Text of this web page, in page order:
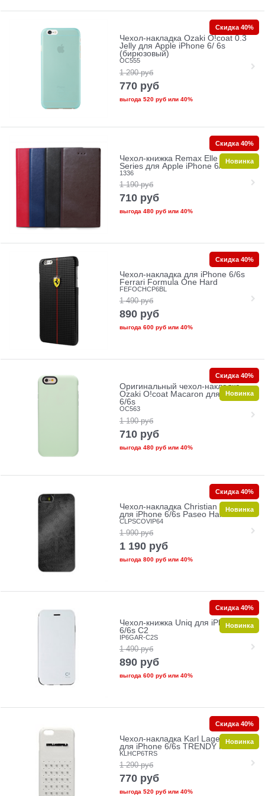
Чехол-накладка Ozaki O!coat 0.3
Jelly для Apple iPhone 6/ 6s
(бирюзовый)
OC555
1 290 руб
770 руб
выгода 520 рубили 40%
Скидка 40%
Чехол-книжка Remax Elle Men
Series для Apple iPhone 6/6s
1336
1 190 руб
710 руб
выгода 480 рубили 40%
Скидка 40%
Новинка
Чехол-накладка для iPhone 6/6s
Ferrari Formula One Hard
FEFOCHCP6BL
1 490 руб
890 руб
выгода 600 рубили 40%
Скидка 40%
Оригинальный чехол-накладка
Ozaki O!coat Macaron для iPhone
6/6s
OC563
1 190 руб
710 руб
выгода 480 рубили 40%
Скидка 40%
Новинка
Чехол-накладка Christian Lacroix
для iPhone 6/6s Paseo Hard
CLPSCOVIP64
1 990 руб
1 190 руб
выгода 800 рубили 40%
Скидка 40%
Новинка
Чехол-книжка Uniq для iPhone
6/6s C2
IP6GAR-C2S
1 490 руб
890 руб
выгода 600 рубили 40%
Скидка 40%
Новинка
Чехол-накладка Karl Lagerfeld
для iPhone 6/6s TRENDY Hard
KLHCP6TRS
1 290 руб
770 руб
выгода 520 рубили 40%
Скидка 40%
Новинка